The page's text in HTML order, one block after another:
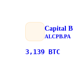
Capital B
ALCPB.PA
3,139 BTC